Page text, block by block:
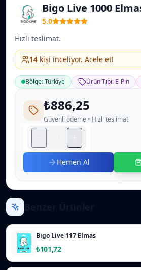
Bigo Live 1000
5.0
Hızlı teslimat.
14 kişi inceliyor. Acele et!
Bölge: Türkiye Ürün Tipi: E-Pin
₺886,25
Güvenli ödeme • Hızlı teslimat
Hemen Al
Bigo Live 117 Elmas
₺101,72